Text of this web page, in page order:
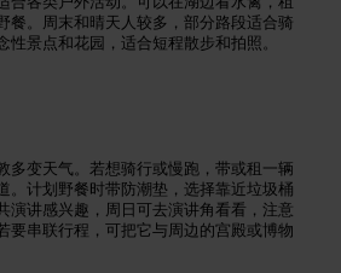
餐。周末和晴天人较多，部分路段适合骑
景点和花园，适合短程散步和拍照。
多变天气。若想骑行或慢跑，带或租一辆
。计划野餐时带防潮垫，选择靠近垃圾桶
演讲感兴趣，周日可去演讲角看看，注意
要串联行程，可把它与周边的宫殿或博物